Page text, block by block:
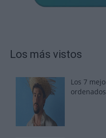
Los más vistos
Los 7